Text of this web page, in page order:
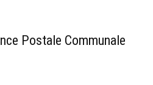
Postale Communale